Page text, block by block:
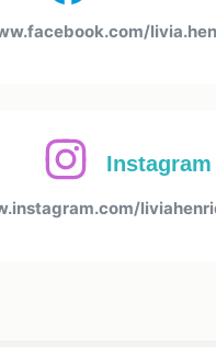
Instagram